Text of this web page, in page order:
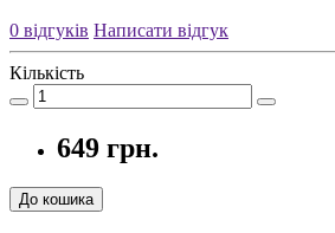
0 відгуків Написати відгук
Кількість
649 грн.
До кошика